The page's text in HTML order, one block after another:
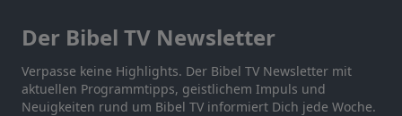
Der Bibel TV Newsletter
Verpasse keine Highlights. Der Bibel TV Newsletter mit
aktuellen Programmtipps, geistlichem Impuls und
Neuigkeiten rund um Bibel TV informiert Dich jede Woche.